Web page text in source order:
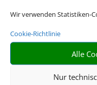
Wir verwenden Statistiken-
Cookie-Richtlinie
Alle
Nur